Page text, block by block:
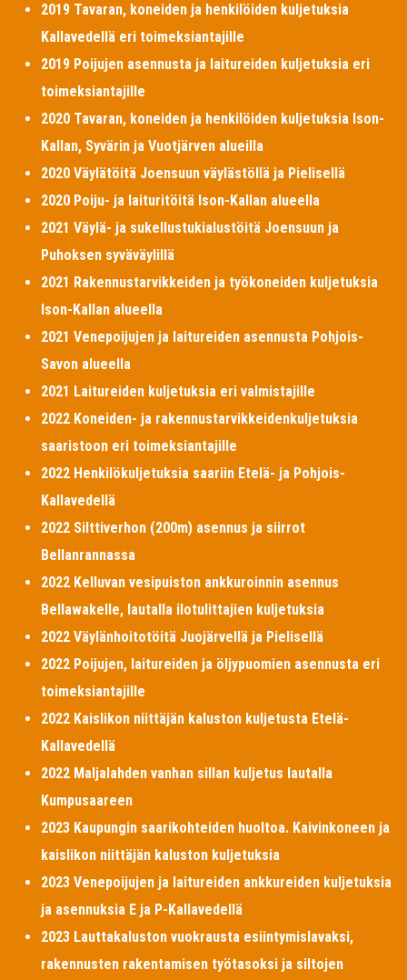
2019 Tavaran, koneiden ja henkilöiden kuljetuksia
Kallavedellä eri toimeksiantajille
2019 Poijujen asennusta ja laitureiden kuljetuksia eri
toimeksiantajille
2020 Tavaran, koneiden ja henkilöiden kuljetuksia Ison-
Kallan, Syvärin ja Vuotjärven alueilla
2020 Väylätöitä Joensuun väylästöllä ja Pielisellä
2020 Poiju- ja laituritöitä Ison-Kallan alueella
2021 Väylä- ja sukellustukialustöitä Joensuun ja
Puhoksen syväväylillä
2021 Rakennustarvikkeiden ja työkoneiden kuljetuksia
Ison-Kallan alueella
2021 Venepoijujen ja laitureiden asennusta Pohjois-
Savon alueella
2021 Laitureiden kuljetuksia eri valmistajille
2022 Koneiden- ja rakennustarvikkeidenkuljetuksia
saaristoon eri toimeksiantajille
2022 Henkilökuljetuksia saariin Etelä- ja Pohjois-
Kallavedellä
2022 Silttiverhon (200m) asennus ja siirrot
Bellanrannassa
2022 Kelluvan vesipuiston ankkuroinnin asennus
Bellawakelle, lautalla ilotulittajien kuljetuksia
2022 Väylänhoitotöitä Juojärvellä ja Pielisellä
2022 Poijujen, laitureiden ja öljypuomien asennusta eri
toimeksiantajille
2022 Kaislikon niittäjän kaluston kuljetusta Etelä-
Kallavedellä
2022 Maljalahden vanhan sillan kuljetus lautalla
Kumpusaareen
2023 Kaupungin saarikohteiden huoltoa. Kaivinkoneen ja
kaislikon niittäjän kaluston kuljetuksia
2023 Venepoijujen ja laitureiden ankkureiden kuljetuksia
ja asennuksia E ja P-Kallavedellä
2023 Lauttakaluston vuokrausta esiintymislavaksi,
rakennusten rakentamisen työtasoksi ja siltojen